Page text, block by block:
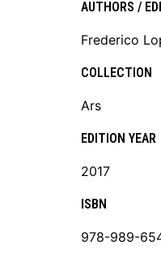
AUTHORS /
Frederico
COLLECTION
Ars
EDITION YEAR
2017
ISBN
978-989-